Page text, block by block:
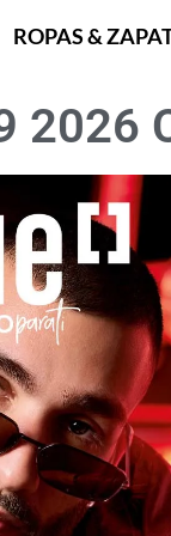
ROPAS &
2026